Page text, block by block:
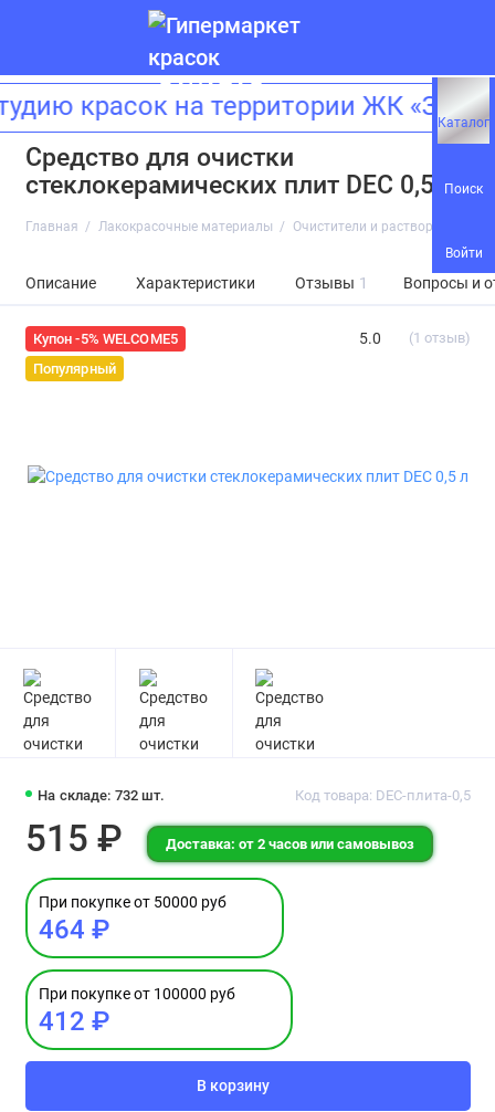
Каталог
Поиск
Войти
красок на территории ЖК
Средство для очистки
стеклокерамических плит DEC 0,5 л
Главная Лакокрасочные материалы Очистители и растворители
Описание Характеристики Отзывы 1 Вопросы и
Купон -5% WELCOME5
Популярный
5.0 (1 отзыв)
На складе: 732 шт. Код товара: DEC-плита-0,5
515 ₽ Доставка: от 2 часов или самовывоз
При покупке от 50000 руб
464 ₽
При покупке от 100000 руб
412 ₽
В корзину